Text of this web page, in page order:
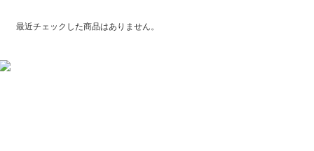
最近チェックした商品はありません。